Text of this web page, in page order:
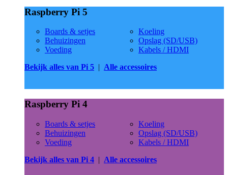
Raspberry Pi 5
Boards & setjes
Behuizingen
Voeding
Koeling
Opslag (SD/USB)
Kabels / HDMI
Bekijk alles van Pi 5 | Alle accessoires
Raspberry Pi 4
Boards & setjes
Behuizingen
Voeding
Koeling
Opslag (SD/USB)
Kabels / HDMI
Bekijk alles van Pi 4 | Alle accessoires